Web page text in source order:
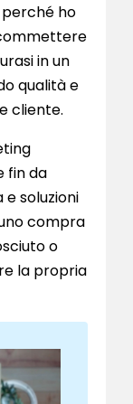
ho
in un
qualità e
cliente.
fin da
soluzioni
compra
o
la propria